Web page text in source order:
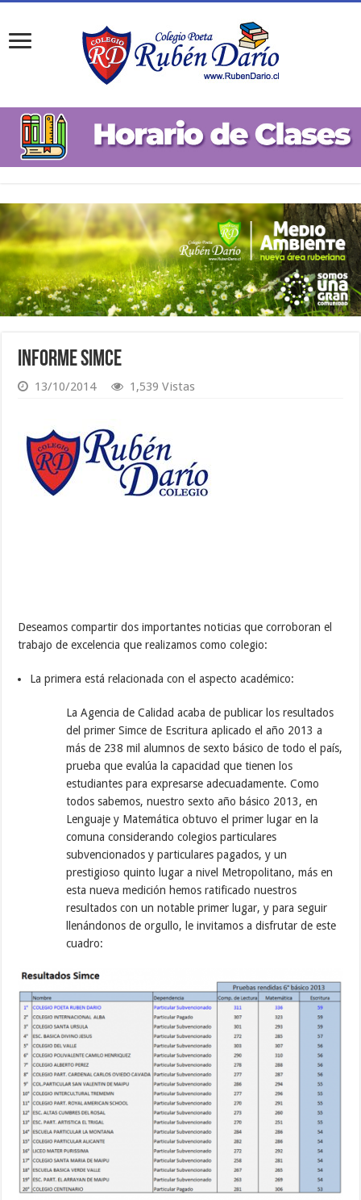
Informe SIMCE
13/10/2014 1,539 Vistas
Deseamos compartir dos importantes noticias que corroboran el
trabajo de excelencia que realizamos como colegio:
La primera está relacionada con el aspecto académico:
La Agencia de Calidad acaba de publicar los resultados
del primer Simce de Escritura aplicado el año 2013 a
más de 238 mil alumnos de sexto básico de todo el país,
prueba que evalúa la capacidad que tienen los
estudiantes para expresarse adecuadamente. Como
todos sabemos, nuestro sexto año básico 2013, en
Lenguaje y Matemática obtuvo el primer lugar en la
comuna considerando colegios particulares
subvencionados y particulares pagados, y un
prestigioso quinto lugar a nivel Metropolitano, más en
esta nueva medición hemos ratificado nuestros
resultados con un notable primer lugar, y para seguir
llenándonos de orgullo, le invitamos a disfrutar de este
cuadro: